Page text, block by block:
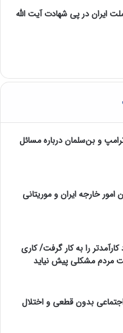
ایران در پی شهادت آیت الله
و بن‌سلمان درباره مسائل
امور خارجه ایران و موریتانی
کارآمدتر را به کار گرفت/ کاری
مردم مشکلی پیش نیاید
بدون قطعی و اختلال